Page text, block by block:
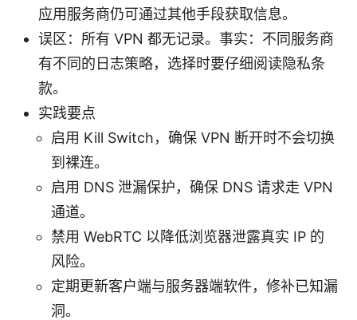
应用服务商仍可通过其他手段获取信息。
误区：所有 VPN 都无记录。事实：不同服务商
有不同的日志策略，选择时要仔细阅读隐私条
款。
实践要点
启用 Kill Switch，确保 VPN 断开时不会切换
到裸连。
启用 DNS 泄漏保护，确保 DNS 请求走 VPN
通道。
禁用 WebRTC 以降低浏览器泄露真实 IP 的
风险。
定期更新客户端与服务器端软件，修补已知漏
洞。